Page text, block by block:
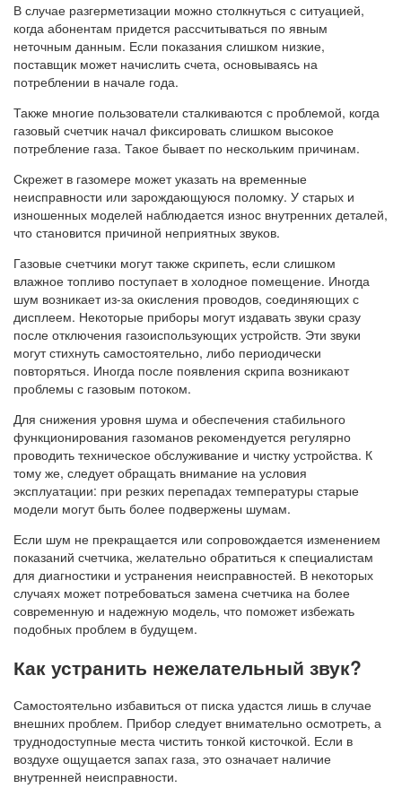
В случае разгерметизации можно столкнуться с ситуацией,
когда абонентам придется рассчитываться по явным
неточным данным. Если показания слишком низкие,
поставщик может начислить счета, основываясь на
потреблении в начале года.
Также многие пользователи сталкиваются с проблемой, когда
газовый счетчик начал фиксировать слишком высокое
потребление газа. Такое бывает по нескольким причинам.
Скрежет в газомере может указать на временные
неисправности или зарождающуюся поломку. У старых и
изношенных моделей наблюдается износ внутренних деталей,
что становится причиной неприятных звуков.
Газовые счетчики могут также скрипеть, если слишком
влажное топливо поступает в холодное помещение. Иногда
шум возникает из-за окисления проводов, соединяющих с
дисплеем. Некоторые приборы могут издавать звуки сразу
после отключения газоиспользующих устройств. Эти звуки
могут стихнуть самостоятельно, либо периодически
повторяться. Иногда после появления скрипа возникают
проблемы с газовым потоком.
Для снижения уровня шума и обеспечения стабильного
функционирования газоманов рекомендуется регулярно
проводить техническое обслуживание и чистку устройства. К
тому же, следует обращать внимание на условия
эксплуатации: при резких перепадах температуры старые
модели могут быть более подвержены шумам.
Если шум не прекращается или сопровождается изменением
показаний счетчика, желательно обратиться к специалистам
для диагностики и устранения неисправностей. В некоторых
случаях может потребоваться замена счетчика на более
современную и надежную модель, что поможет избежать
подобных проблем в будущем.
Как устранить нежелательный звук?
Самостоятельно избавиться от писка удастся лишь в случае
внешних проблем. Прибор следует внимательно осмотреть, а
труднодоступные места чистить тонкой кисточкой. Если в
воздухе ощущается запах газа, это означает наличие
внутренней неисправности.